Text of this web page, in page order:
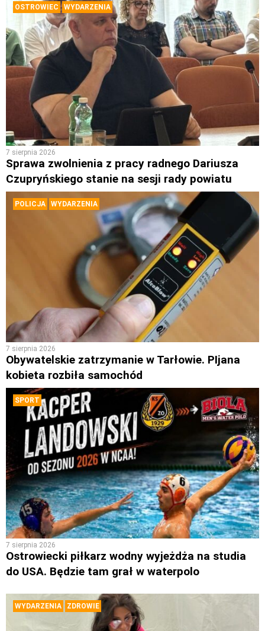
OSTROWIEC WYDARZENIA
7 sierpnia 2026
Sprawa zwolnienia z pracy radnego Dariusza
Czupryńskiego stanie na sesji rady powiatu
POLICJA WYDARZENIA
7 sierpnia 2026
Obywatelskie zatrzymanie w Tarłowie. PIjana
kobieta rozbiła samochód
SPORT
7 sierpnia 2026
Ostrowiecki piłkarz wodny wyjeżdża na studia
do USA. Będzie tam grał w waterpolo
WYDARZENIA ZDROWIE